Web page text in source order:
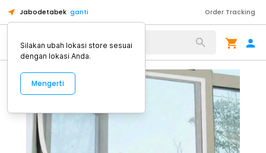
Jabodetabek ganti Order Tracking
Alat Kopi
Silakan ubah lokasi store sesuai
dengan lokasi Anda.
Mengerti